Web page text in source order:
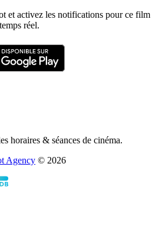
et activez les notifications pour ce film
réel.
horaires & séances de cinéma.
Agency © 2026